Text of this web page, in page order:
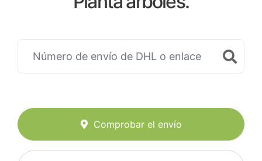
Comprobar el envío